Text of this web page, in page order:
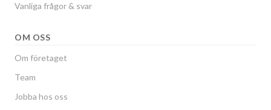
Vanliga frågor & svar
OM OSS
Om företaget
Team
Jobba hos oss